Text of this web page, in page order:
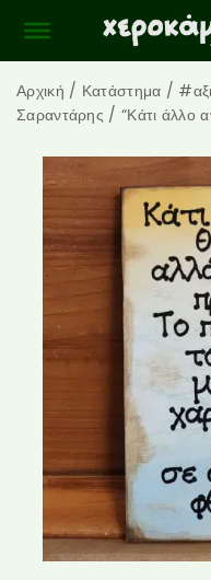
Αρχική / Κατάστημα /
Σαραντάρης / “Κάτι άλλο